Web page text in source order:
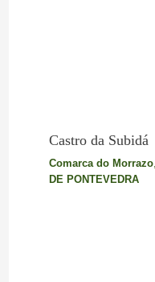
Castro da Subidá
Comarca do Morrazo,
DE PONTEVEDRA